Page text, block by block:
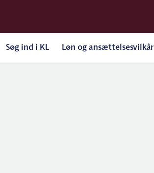
Søg ind i KL Løn og ansættelsesvilkår